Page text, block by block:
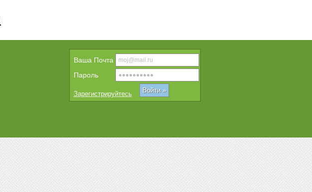
Вашa Почта
Пароль
Зарегистрируйтесь